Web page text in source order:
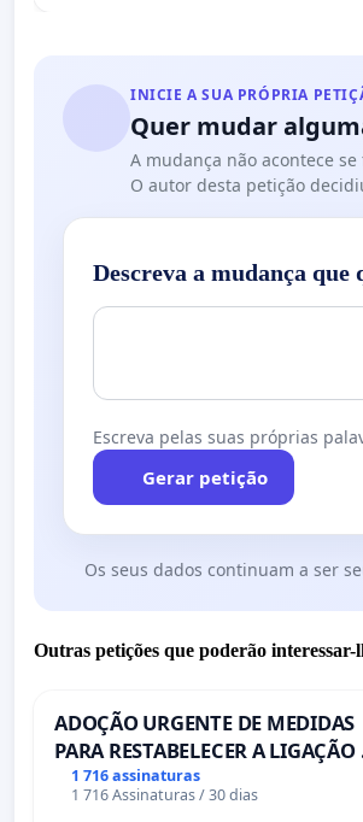
INICIE A SUA PRÓPRIA
Quer mudar
A mudança não acontece se
O autor desta petição
Descreva a mudança que
Escreva pelas suas próprias
Gerar petição
Os seus dados continuam a ser
Outras petições que poderão interessar-
ADOÇÃO URGENTE DE MEDIDAS
PARA RESTABELECER A LIGAÇÃO
PONTE RS-129
1 716 assinaturas
1 716 Assinaturas / 30 dias